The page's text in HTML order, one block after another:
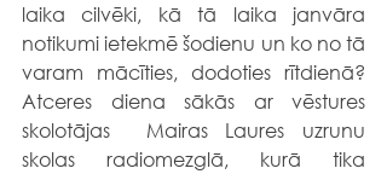
laika cilvēki, kā tā laika janvāra
notikumi ietekmē šodienu un ko no tā
varam mācīties, dodoties rītdienā?
Atceres diena sākās ar vēstures
skolotājas  Mairas Laures uzrunu
skolas radiomezglā, kurā tika